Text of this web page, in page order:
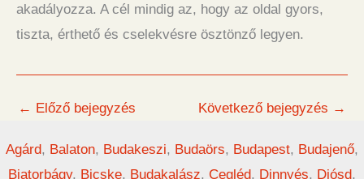
akadályozza. A cél mindig az, hogy az oldal gyors,
tiszta, érthető és cselekvésre ösztönző legyen.
← Előző bejegyzés Következő bejegyzés →
Agárd, Balaton, Budakeszi, Budaörs, Budapest, Budajenő,
Biatorbágy, Bicske, Budakalász, Cegléd, Dinnyés, Diósd,